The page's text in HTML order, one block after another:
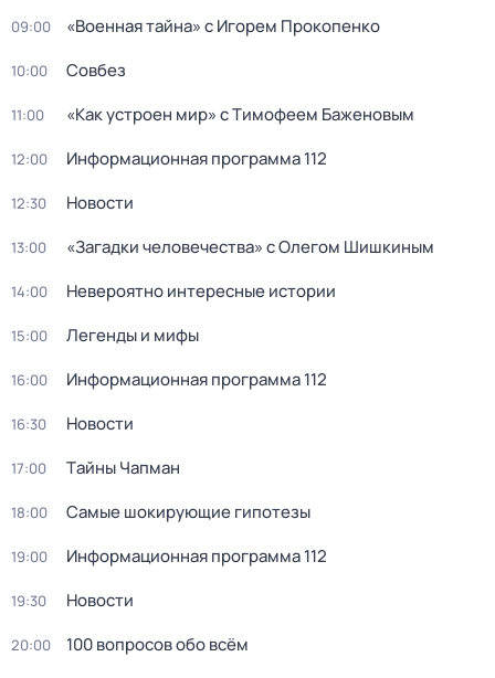
09:00 «Военная тайна» с Игорем Прокопенко
10:00 Совбез
11:00 «Как устроен мир» с Тимофеем Баженовым
12:00 Информационная программа 112
12:30 Новости
13:00 «Загадки человечества» с Олегом Шишкиным
14:00 Невероятно интересные истории
15:00 Легенды и мифы
16:00 Информационная программа 112
16:30 Новости
17:00 Тaйны Чапман
18:00 Самые шoкиpующие гипотезы
19:00 Информационная программа 112
19:30 Новости
20:00
100 вопросов обо всём